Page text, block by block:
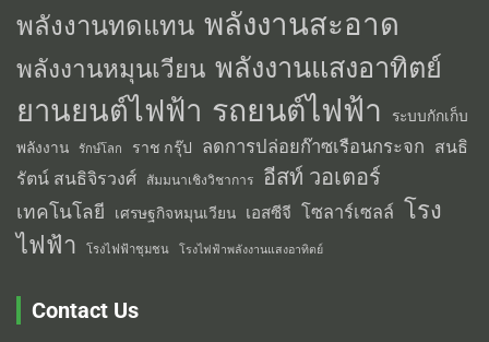
พลังงานทดแทน พลังงานสะอาด
พลังงานหมุนเวียน พลังงานแสงอาทิตย์
ยานยนต์ไฟฟ้า รถยนต์ไฟฟ้า
ระบบกักเก็บ
พลังงาน
รักษ์โลก ราช กรุ๊ป ลดการปล่อยก๊าซเรือนกระจก สนธิ
รัตน์ สนธิจิรวงศ์
สัมมนาเชิงวิชาการ อีสท์ วอเตอร์
เทคโนโลยี เศรษฐกิจหมุนเวียน เอสซีจี โซลาร์เซลล์ โรง
ไฟฟ้า
โรงไฟฟ้าชุมชน โรงไฟฟ้าพลังงานแสงอาทิตย์
Contact Us